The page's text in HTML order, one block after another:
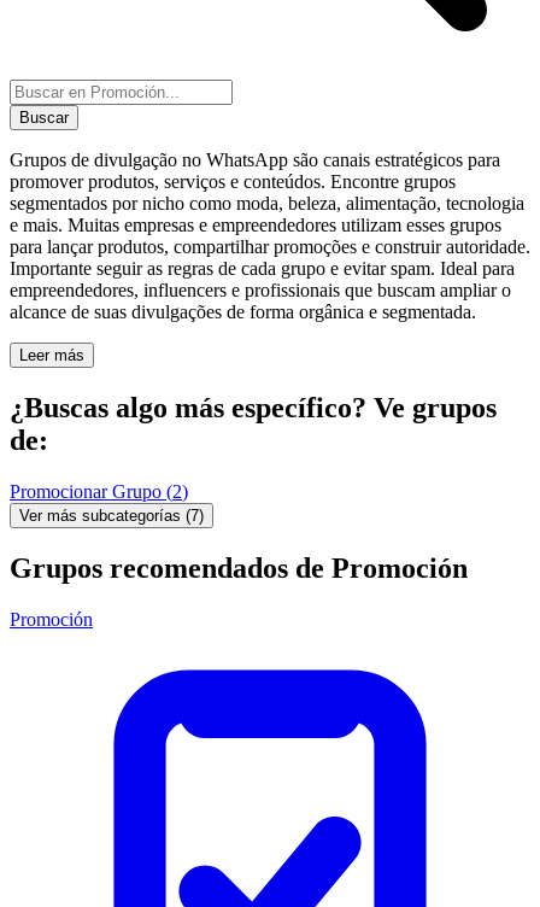
Buscar
Grupos de divulgação no WhatsApp são canais estratégicos para
promover produtos, serviços e conteúdos. Encontre grupos
segmentados por nicho como moda, beleza, alimentação, tecnologia
e mais. Muitas empresas e empreendedores utilizam esses grupos
para lançar produtos, compartilhar promoções e construir autoridade.
Importante seguir as regras de cada grupo e evitar spam. Ideal para
empreendedores, influencers e profissionais que buscam ampliar o
alcance de suas divulgações de forma orgânica e segmentada.
Leer más
¿Buscas algo más específico? Ve grupos
de:
Promocionar Grupo (2)
Ver más subcategorías (7)
Grupos recomendados de Promoción
Promoción